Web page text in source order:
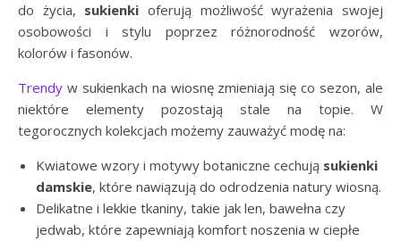
do życia, sukienki oferują możliwość wyrażenia swojej
osobowości i stylu poprzez różnorodność wzorów,
kolorów i fasonów.
Trendy w sukienkach na wiosnę zmieniają się co sezon, ale
niektóre elementy pozostają stale na topie. W
tegorocznych kolekcjach możemy zauważyć modę na:
Kwiatowe wzory i motywy botaniczne cechują sukienki
damskie, które nawiązują do odrodzenia natury wiosną.
Delikatne i lekkie tkaniny, takie jak len, bawełna czy
jedwab, które zapewniają komfort noszenia w ciepłe